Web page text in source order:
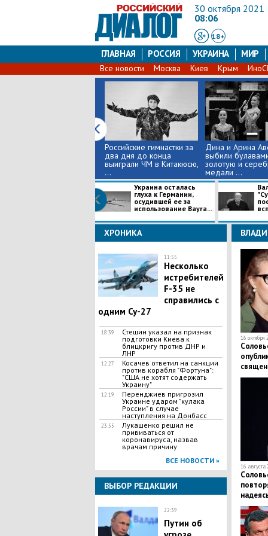
30 октября 2021
08:06
18+
ГЛАВНАЯ РОССИЯ УКРАИНА МИР
Все новости Москва Киев Крым
Российские гимнастки за
два дня до конца
выиграли ЧМ в Китакюсю,
...
Дина и Арина
выбили
золотую и
медали ...
Украина осталась
глуха к Германии,
осудившей ее за
использование Bayra...
ХРОНИКА
11:55
Несколько
истребителей
F-35 не
справились с
одним Су-27
18:39
Стешин указал на признак
подготовки Киева к
блицкригу против ДНР и
ЛНР
12:27
​Косачев ответил на санкции
против корабля "Фортуна":
"США не хотят содержать
Украину"
12:19
Перенджиев пригрозил
Украине ударом "кулака
России" в случае
наступления на Донбасс
23:55
Лукашенко решил не
прививаться от
коронавируса, назвав
врачам причину
ВСЕ НОВОСТИ »
ВЫБОР РЕДАКЦИИ
22:39
Путин об
16 октября
16 августа